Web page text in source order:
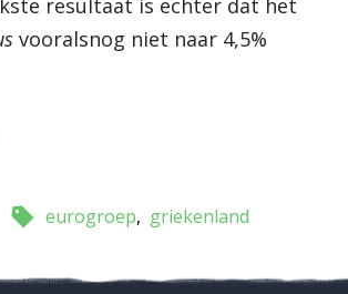
resultaat is echter dat het
vooralsnog niet naar 4,5%
eurogroep griekenland